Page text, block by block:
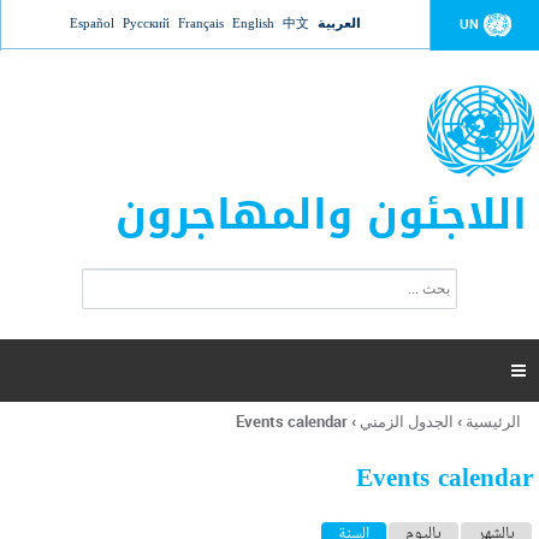
Jump to navigation UN العربية 中文
English
Français
Русский
Español
اللاجئون والمهاجرون
ت
ر
ل
ح
ب

أنت
هنا
الرئيسية › الجدول الزمني ›
Events calendar
Events calendar